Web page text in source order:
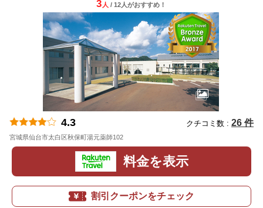
3 人 / 12人がおすすめ！
4.3 クチコミ数 : 26 件
宮城県仙台市太白区秋保町湯元薬師102
料金を表示
割引クーポンをチェック